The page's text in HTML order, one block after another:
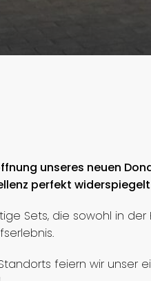
unseres neuen
perfekt
Sets, die sowohl in
feiern wir unser